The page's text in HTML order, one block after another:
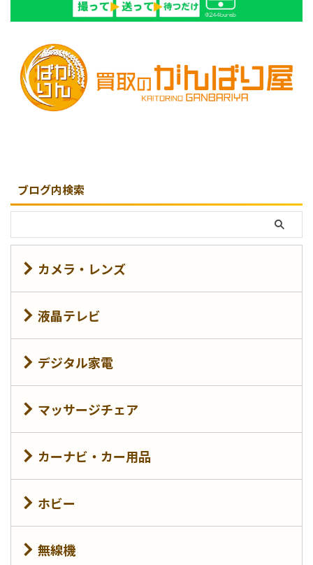
ブログ内検索
カメラ・レンズ
液晶テレビ
デジタル家電
マッサージチェア
カーナビ・カー用品
ホビー
無線機